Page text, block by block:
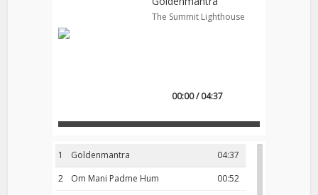
The Summit Lighthouse
00:00 / 04:37
1 04:37
Goldenmantra
2
00:52
Om Mani Padme Hum